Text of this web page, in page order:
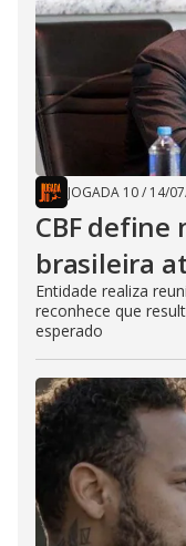
JOGADA 10/ 14/
CBF define
brasileira
Entidade realiza
reconhece que
esperado